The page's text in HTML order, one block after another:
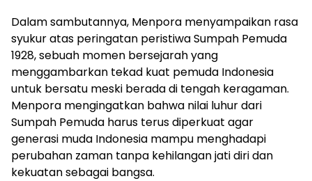
Dalam sambutannya, Menpora menyampaikan rasa
syukur atas peringatan peristiwa Sumpah Pemuda
1928, sebuah momen bersejarah yang
menggambarkan tekad kuat pemuda Indonesia
untuk bersatu meski berada di tengah keragaman.
Menpora mengingatkan bahwa nilai luhur dari
Sumpah Pemuda harus terus diperkuat agar
generasi muda Indonesia mampu menghadapi
perubahan zaman tanpa kehilangan jati diri dan
kekuatan sebagai bangsa.